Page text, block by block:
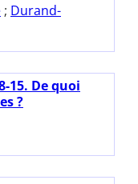
; Durand-
15. De quoi
?